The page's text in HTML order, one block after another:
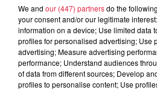
Bischheim :
adolescente
We and our (447) partnersdo the
your consent and/or our legitimate
information on a device; Use limited data
profiles for personalised advertising; Use
advertising; Measure advertising
performance; Understand audiences
of data from different sources; Develop
profiles to personalise content; Use